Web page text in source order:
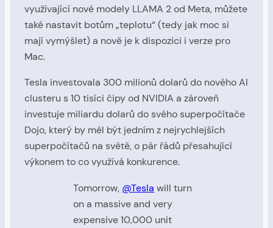
využívající nové modely LLAMA 2 od Meta, můžete
také nastavit botům „teplotu“ (tedy jak moc si
mají vymýšlet) a nově je k dispozici i verze pro
Mac.
Tesla investovala 300 milionů dolarů do nového AI
clusteru s 10 tisíci čipy od NVIDIA a zároveň
investuje miliardu dolarů do svého superpočítače
Dojo, který by měl být jedním z nejrychlejších
superpočítačů na světě, o pár řádů přesahující
výkonem to co využívá konkurence.
Tomorrow, @Tesla will turn
on a massive and very
expensive 10,000 unit